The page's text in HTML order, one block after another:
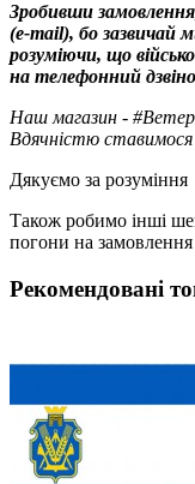
Зробивши
(e-mail), бо зазвичай
розуміючи, що
на телефонний
Наш магазин -
Вдячністю ставимося
Дякуємо за розуміння
Також робимо інші
погони на замовлення
Рекомендовані